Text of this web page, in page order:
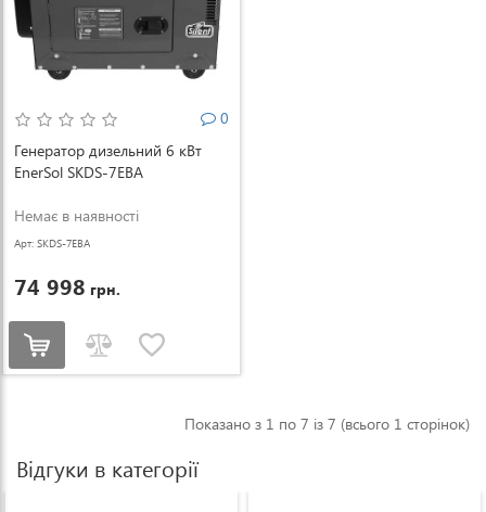
0
Генератор дизельний 6 кВт
EnerSol SKDS-7EBA
Немає в наявності
Арт: SKDS-7EBA
74 998 грн.
Показано з 1 по 7 із 7 (всього 1 сторінок)
Відгуки в категорії